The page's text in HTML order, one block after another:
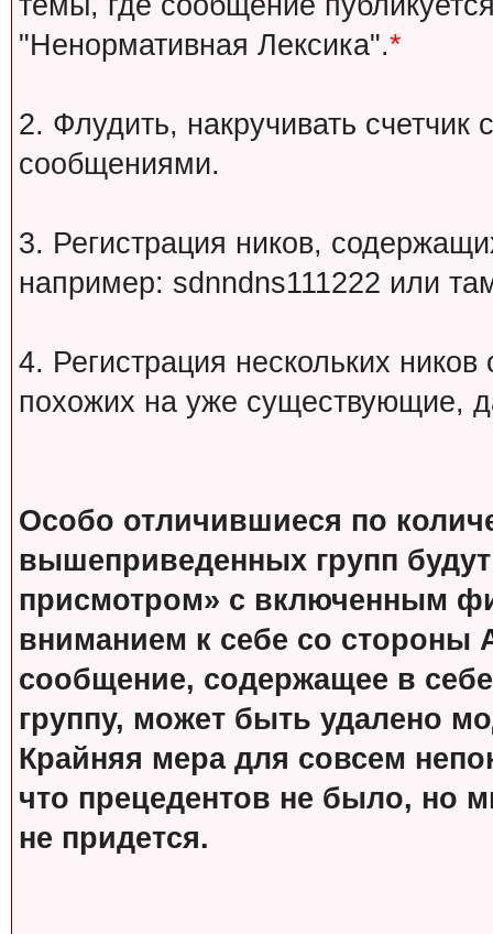
"Ненормативная Лексика".*
2. Флудить, накручивать
сообщениями.
3. Регистрация ников,
например: sdnndns111222 или
4. Регистрация нескольких
похожих на уже существующие,
Особо отличившиеся по
вышеприведенных групп
присмотром» с включенным
вниманием к себе со стороны
сообщение, содержащее в
группу, может быть удалено
Крайняя мера для совсем
что прецедентов не было, но
не придется.